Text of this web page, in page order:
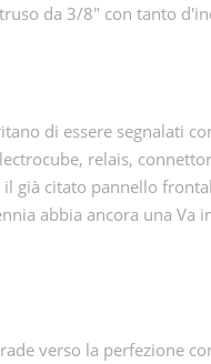
da 3/8" con tanto
di essere segnalati
relais,
il già citato pannello
abbia ancora una Va
verso la perfezione